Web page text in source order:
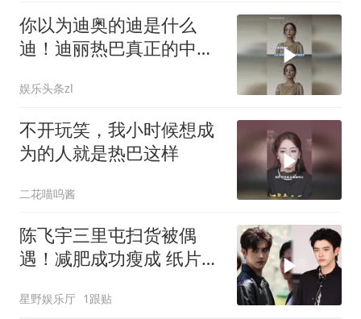
你以为迪奥的迪是什么
迪！迪丽热巴真正的中雕
娱乐头条zl
不开玩笑，我小时候想成
为的人就是热巴这样
二花喵呜酱
陈飞宇三里屯扫货被偶
遇！减肥成功瘦成 纸片
议
星野娱乐厅 1跟贴